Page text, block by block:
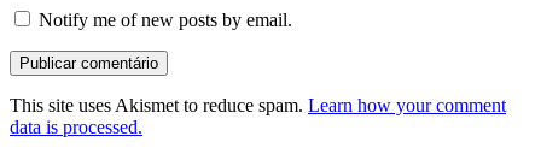
Notify me of new posts by email.
This site uses Akismet to reduce spam. Learn how your comment
data is processed.